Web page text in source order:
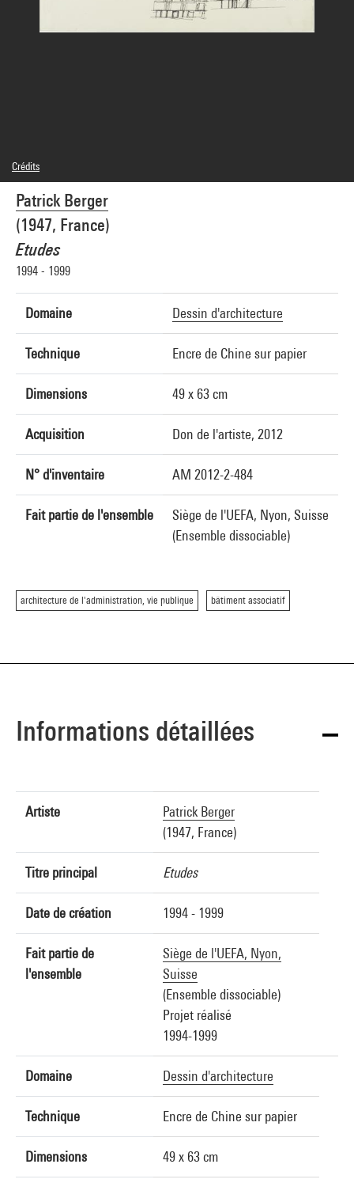
Patrick Berger
(1947, France)
Etudes
1994 - 1999
Domaine Dessin d'architecture
Technique Encre de Chine sur papier
Dimensions 49 x 63 cm
Acquisition Don de l'artiste, 2012
N° d'inventaire AM 2012-2-484
Fait partie de l'ensemble
Siège de l'UEFA, Nyon, Suisse
(Ensemble dissociable)
architecture de l'administration, vie publique bâtiment associatif
Crédits
© Patrick Berger
Crédit photographique : Centre Pompidou, MNAM-CCI/Georges Meguerditchian/Dist.
GrandPalaisRmn
Réf. image : 4N26492
Informations détaillées
Artiste
Patrick Berger
(1947, France)
Titre principal Etudes
Date de création 1994 - 1999
Fait partie de
l'ensemble
Siège de l'UEFA, Nyon,
Suisse
(Ensemble dissociable)
Projet réalisé
1994-1999
Domaine Dessin d'architecture
Technique Encre de Chine sur papier
Dimensions 49 x 63 cm